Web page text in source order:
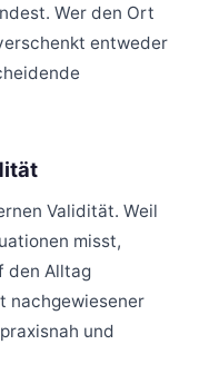
Wer den Ort
entweder
Validität. Weil
misst,
den Alltag
nachgewiesener
und